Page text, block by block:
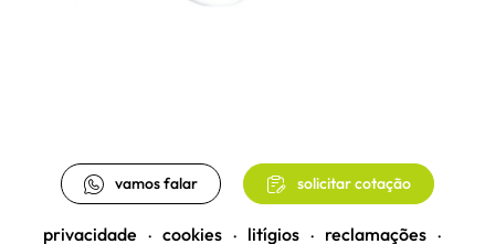
vamos falar solicitar cotação
privacidade • cookies • litígios • reclamações •